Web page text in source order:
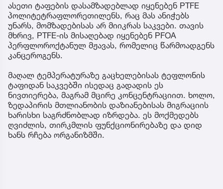
ასეთი ტაფების დასამზადებლად იყენებენ PTFE
პოლიტეტრაფლორეთილენს, რაც მას ანიჭებს
უნარს, მომზადებისას არ მიიკრას საკვები. თავის
მხრივ, PTFE-ის მისაღებად იყენებენ PFOA
პერფლოროქტანულ მჟავას, რომელიც წარმოადგენს
კანცეროგენს.
მაღალ ტემპერატურაზე გაცხელებისას ტეფლონის
ტაფიდან საკვებში ისედაც გადადის ეს
ნივთიერება, მაგრამ მცირე კონცენტრაციით. ხოლო,
ზედაპირის მთლიანობის დაზიანებისას მიგრაციის
ხარისხი საგრძნობლად იზრდება. ეს მოქმედებს
ღვიძლის, თირკმლის ფუნქციონირებაზე და დიდ
ხანს რჩება ორგანიზმში.